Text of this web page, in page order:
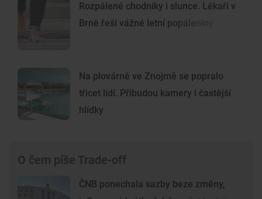
Rozpálené chodníky i slunce. Lékaři v
Brně řeší vážné letní popáleniny
Na plovárně ve Znojmě se popralo
třicet lidí. Přibudou kamery i častější
hlídky
O čem píše Trade-off
ČNB ponechala sazby beze změny,